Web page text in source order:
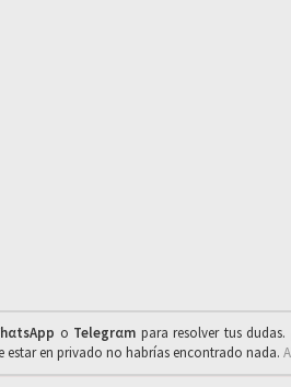
o Telegrαm para resolver tus
estar en privado no habrías encontrado nada.